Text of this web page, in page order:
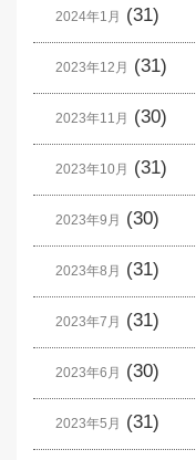
2024年1月 (31)
2023年12月 (31)
2023年11月 (30)
2023年10月 (31)
2023年9月 (30)
2023年8月 (31)
2023年7月 (31)
2023年6月 (30)
2023年5月 (31)